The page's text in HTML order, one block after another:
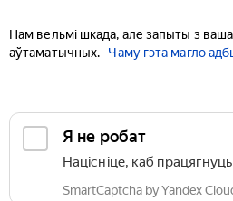
Нам вельмі шкада, але запыты з
аўтаматычных.
Чаму гэта магло
Я не робат
Націсніце, каб працягнуць
SmartCaptcha by Yandex